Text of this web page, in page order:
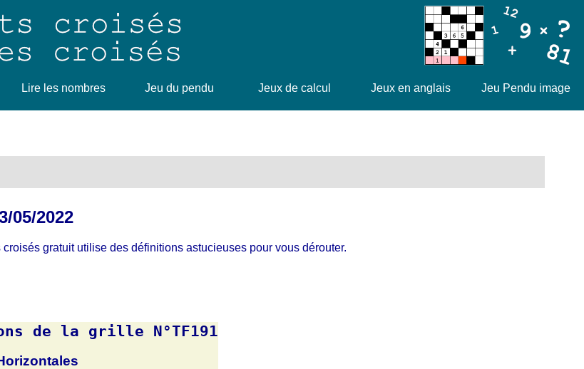
Lire les nombres Jeu du pendu Jeux de calcul Jeux en anglais Jeu Pendu image
05/2022
gratuit utilise des définitions astucieuses pour vous dérouter.
de la grille N°TF191